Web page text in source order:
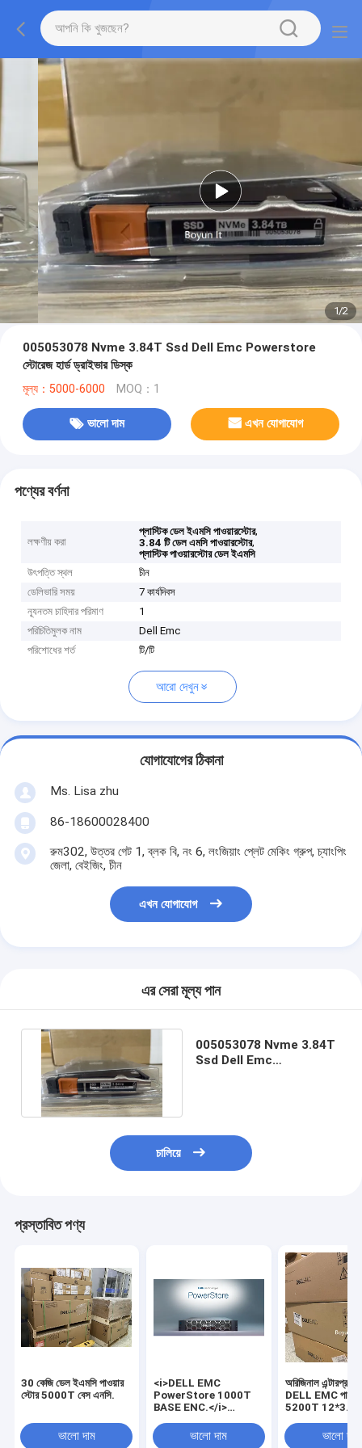
1/2
005053078 Nvme 3.84T Ssd Dell Emc Powerstore
স্টোরেজ হার্ড ড্রাইভার ডিস্ক
মূল্য：5000-6000 MOQ：1
ভালো দাম এখন যোগাযোগ
পণ্যের বর্ণনা
লক্ষণীয় করা
প্লাস্টিক ডেল ইএমসি পাওয়ারস্টোর,
3.84 টি ডেল এমসি পাওয়ারস্টোর,
প্লাস্টিক পাওয়ারস্টোর ডেল ইএমসি
উৎপত্তি স্থল
চীন
ডেলিভারি সময়
7 কার্যদিবস
ন্যূনতম চাহিদার পরিমাণ
1
পরিচিতিমুলক নাম
Dell Emc
পরিশোধের শর্ত
টি/টি
আরো দেখুন
যোগাযোগের ঠিকানা
Ms. Lisa zhu
86-18600028400
রুম302, উত্তর গেট 1, ব্লক বি, নং 6, লংজিয়াং প্লেট মেকিং গ্রুপ, চ্যাংপিং
জেলা, বেইজিং, চীন
এখন যোগাযোগ
এর সেরা মূল্য পান
005053078 Nvme 3.84T
Ssd Dell Emc
চালিয়ে
প্রস্তাবিত পণ্য
30 কেজি ডেল ইএমসি পাওয়ার
স্টোর 5000T বেস এনসি.
ভালো দাম
<i>DELL EMC
PowerStore 1000T
BASE ENC.</i>
পাওয়ারস্টোর 1000T BASE
ENC.</b> <i>FLD
ভালো দাম
অরিজিনাল
DELL EMC
5200T
ভালো দাম